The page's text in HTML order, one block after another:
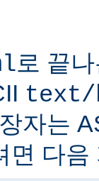
로 끝
text/
자는
면 다